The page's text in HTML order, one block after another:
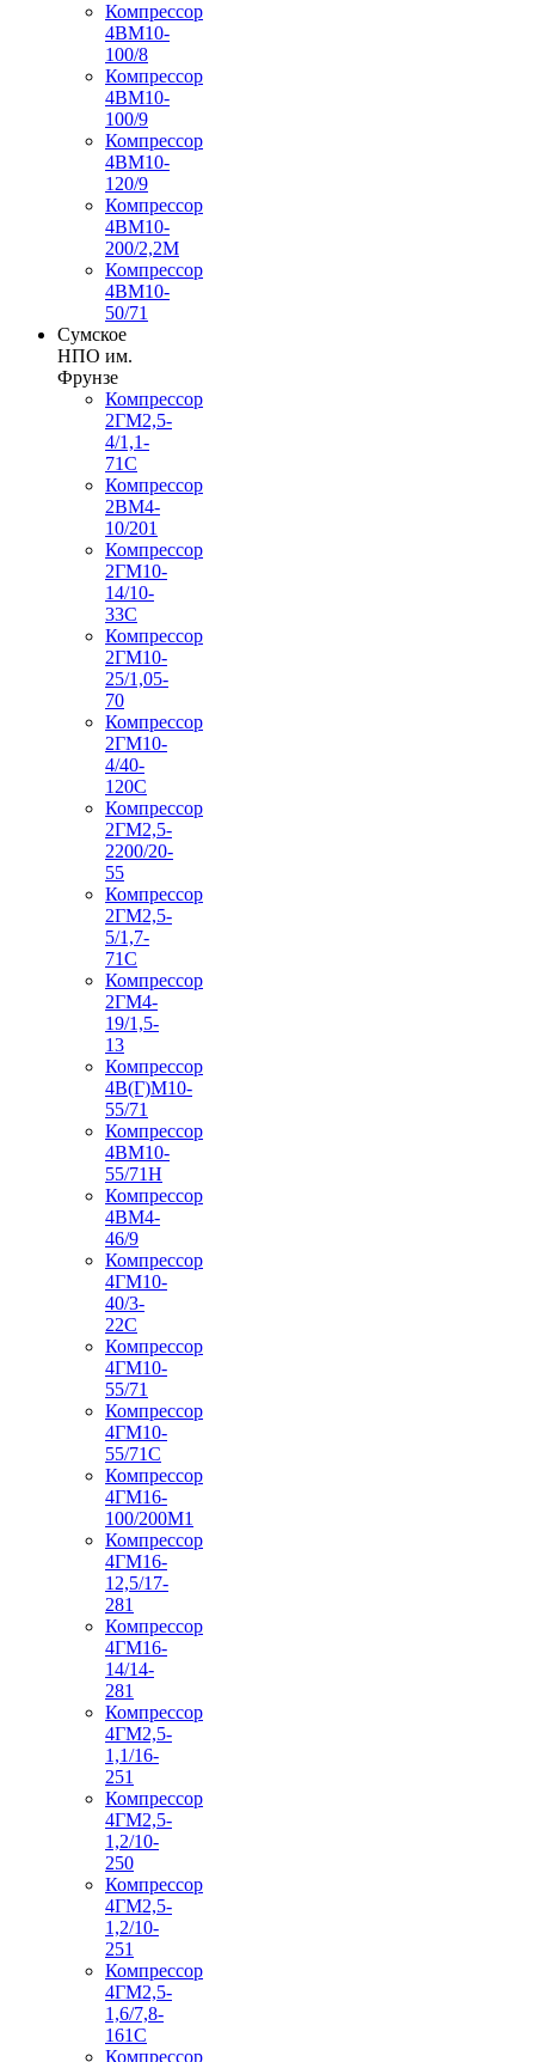
Компрессор
4ВМ10-
100/8
Компрессор
4ВМ10-
100/9
Компрессор
4ВМ10-
120/9
Компрессор
4ВМ10-
200/2,2М
Компрессор
4ВМ10-
50/71
Сумское
НПО им.
Фрунзе
Компрессор
2ГМ2,5-
4/1,1-
71С
Компрессор
2ВМ4-
10/201
Компрессор
2ГМ10-
14/10-
33С
Компрессор
2ГМ10-
25/1,05-
70
Компрессор
2ГМ10-
4/40-
120С
Компрессор
2ГМ2,5-
2200/20-
55
Компрессор
2ГМ2,5-
5/1,7-
71С
Компрессор
2ГМ4-
19/1,5-
13
Компрессор
4В(Г)М10-
55/71
Компрессор
4ВМ10-
55/71Н
Компрессор
4ВМ4-
46/9
Компрессор
4ГМ10-
40/3-
22С
Компрессор
4ГМ10-
55/71
Компрессор
4ГМ10-
55/71С
Компрессор
4ГМ16-
100/200М1
Компрессор
4ГМ16-
12,5/17-
281
Компрессор
4ГМ16-
14/14-
281
Компрессор
4ГМ2,5-
1,1/16-
251
Компрессор
4ГМ2,5-
1,2/10-
250
Компрессор
4ГМ2,5-
1,2/10-
251
Компрессор
4ГМ2,5-
1,6/7,8-
161С
Компрессор